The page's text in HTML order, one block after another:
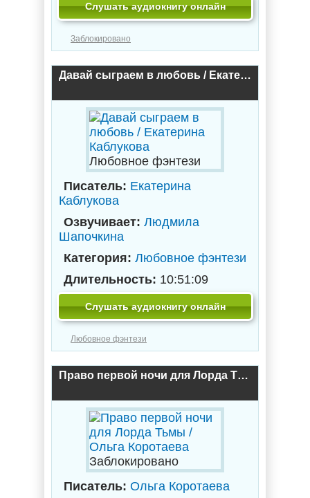
Слушать аудиокнигу онлайн
Заблокировано
Давай сыграем в любовь / Екатерина Каблукова
Любовное фэнтези
Писатель: Екатерина
Каблукова
Озвучивает: Людмила
Шапочкина
Категория: Любовное фэнтези
Длительность: 10:51:09
Слушать аудиокнигу онлайн
Любовное фэнтези
Право первой ночи для Лорда Тьмы / Ольга Коротаева
Заблокировано
Писатель: Ольга Коротаева